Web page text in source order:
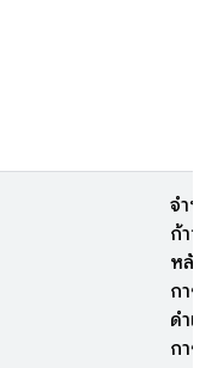
จำน
ก้าว
หลัง
การ
ดำเ
การ